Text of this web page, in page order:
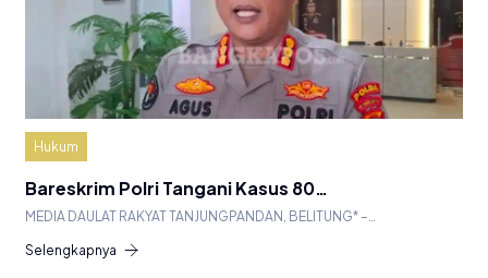
Hukum
Bareskrim Polri Tangani Kasus 80…
MEDIA DAULAT RAKYAT TANJUNGPANDAN, BELITUNG* –…
Selengkapnya